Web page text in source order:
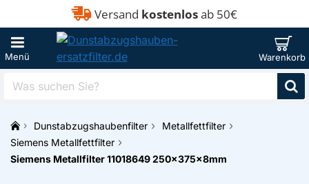
Versand kostenlosab 50€
Was
h
m
Dunstabzugshaubenfilter
Metallfettfilter
Siemens Metallfettfilter
Siemens Metallfilter 11018649 250x375x8mm